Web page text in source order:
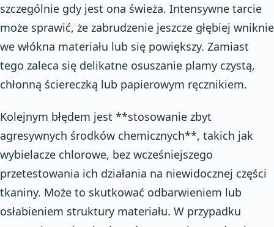
szczególnie gdy jest ona świeża. Intensywne tarcie
może sprawić, że zabrudzenie jeszcze głębiej wniknie
we włókna materiału lub się powiększy. Zamiast
tego zaleca się delikatne osuszanie plamy czystą,
chłonną ściereczką lub papierowym ręcznikiem.
Kolejnym błędem jest **stosowanie zbyt
agresywnych środków chemicznych**, takich jak
wybielacze chlorowe, bez wcześniejszego
przetestowania ich działania na niewidocznej części
tkaniny. Może to skutkować odbarwieniem lub
osłabieniem struktury materiału. W przypadku